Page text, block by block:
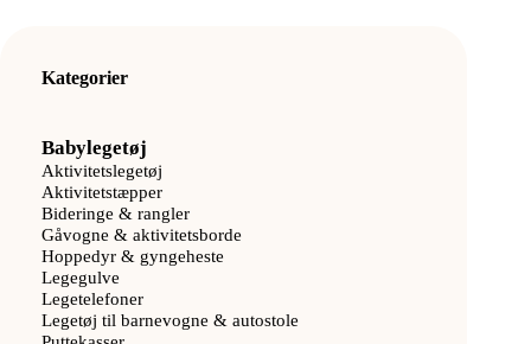
Kategorier
Babylegetøj
Aktivitetslegetøj
Aktivitetstæpper
Bideringe & rangler
Gåvogne & aktivitetsborde
Hoppedyr & gyngeheste
Legegulve
Legetelefoner
Legetøj til barnevogne & autostole